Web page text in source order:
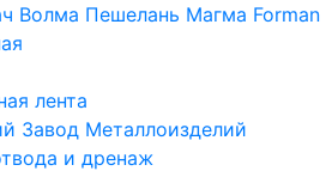
Волма Пешелань Магма Forman
лента
Завод Металлоизделий
и дренаж